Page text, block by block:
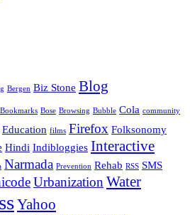
Bergen Biz Stone Blog
Bookmarks Bose Browsing Bubble Cola community
Education films Firefox Folksonomy
Hindi Indibloggies Interactive
Narmada Prevention Rehab RSS SMS
Urbanization Water
Yahoo